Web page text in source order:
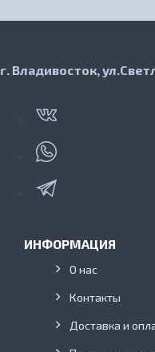
г. Владивосток,
ИНФОРМАЦИЯ
О нас
Контакты
Доставка и